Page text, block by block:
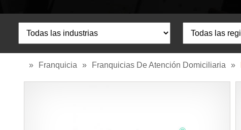
» Franquicia » Franquicias De Atención Domiciliaria »